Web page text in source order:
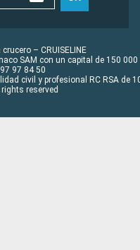
– CRUISELINE
SAM con un capital de 150 000
97 84 50
civil y profesional RC RSA de
reserved